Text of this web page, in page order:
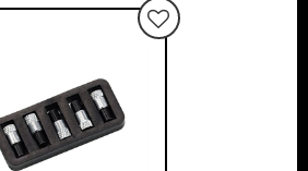
Lägg till i favoriter